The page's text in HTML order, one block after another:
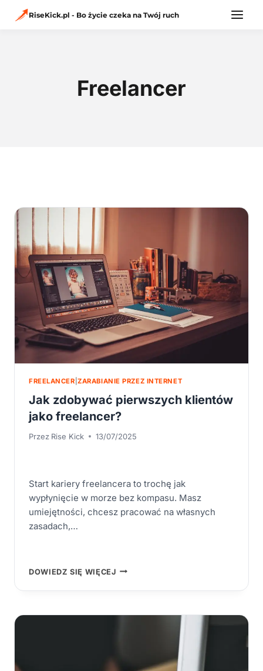
RiseKick.pl - Bo życie czeka na Twój ruch
Freelancer
FREELANCER |ZARABIANIE PRZEZ INTERNET
Jak zdobywać pierwszych klientów
jako freelancer?
Przez Rise Kick 13/07/2025
Start kariery freelancera to trochę jak
wypłynięcie w morze bez kompasu. Masz
umiejętności, chcesz pracować na własnych
zasadach,…
DOWIEDZ SIĘ WIĘCEJJAK
ZDOBYWAĆ
KLIENTÓW